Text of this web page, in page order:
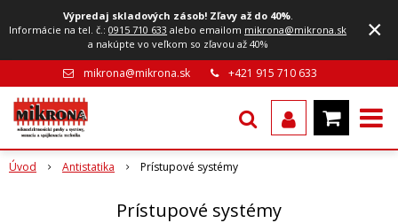
Výpredaj skladových zásob! Zľavy až do 40%.
Informácie na tel. č.:0915 710 633 alebo emailom mikrona@mikrona.sk
a nakúpte vo veľkom so zľavou až 40%
×
mikrona@mikrona.sk +421 915 710 633
Úvod Antistatika Prístupové systémy
Prístupové systémy